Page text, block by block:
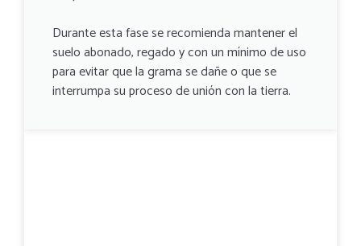
Durante esta fase se recomienda mantener el
suelo abonado, regado y con un mínimo de uso
para evitar que la grama se dañe o que se
interrumpa su proceso de unión con la tierra.